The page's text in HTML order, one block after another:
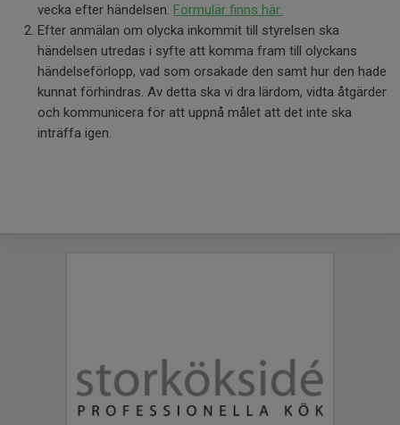
vecka efter händelsen. Formulär finns här.
Efter anmälan om olycka inkommit till styrelsen ska
händelsen utredas i syfte att komma fram till olyckans
händelseförlopp, vad som orsakade den samt hur den hade
kunnat förhindras. Av detta ska vi dra lärdom, vidta åtgärder
och kommunicera för att uppnå målet att det inte ska
inträffa igen.